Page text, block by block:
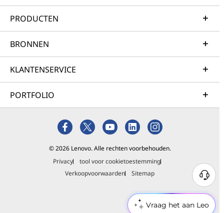
Vraag het aan Leo
PRODUCTEN
BRONNEN
KLANTENSERVICE
PORTFOLIO
© 2026 Lenovo. Alle rechten voorbehouden.
Privacy
tool voor cookietoestemming
Verkoopvoorwaarden
Sitemap